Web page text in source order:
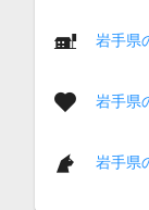
岩手県
岩手県
岩手県